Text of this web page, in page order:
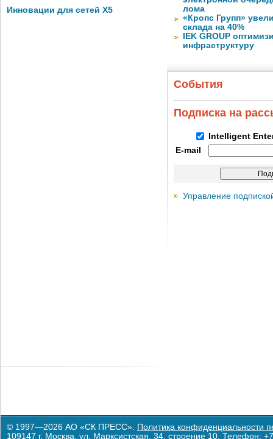
Инновации для сетей X5
лома
«Кропс Групп»
склада на 40%
IEK GROUP
инфраструктуру
События
Подписка на
Intelligent
E-mail
Управление
© 1997—2026 АО «СК ПРЕСС». Политика конфиденциальности
109147 г. Москва, ул. Марксистская, 34, строение 10. Телефон: